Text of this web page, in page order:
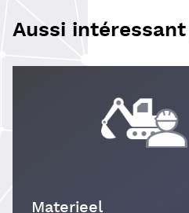
Aussi
Materieel